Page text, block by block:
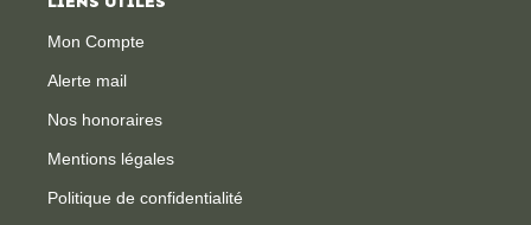
Mon Compte
Alerte mail
Nos honoraires
Mentions légales
Politique de confidentialité